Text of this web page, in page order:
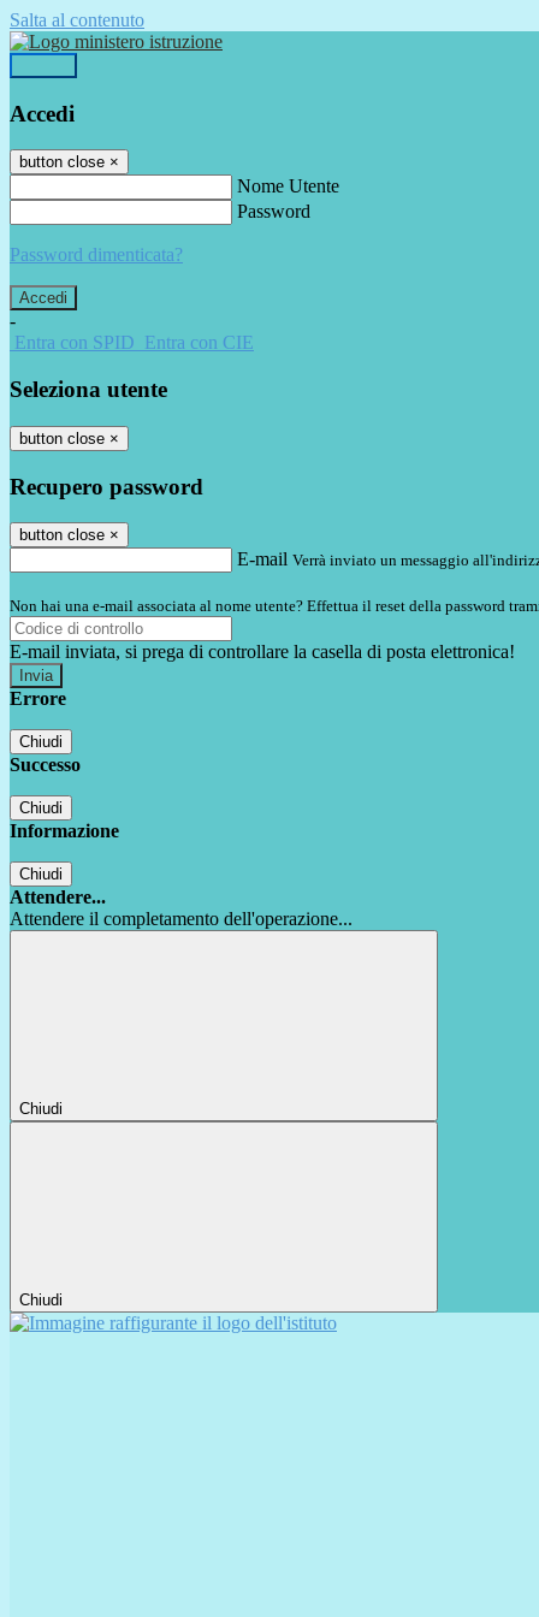
Salta al contenuto
Accedi
button close ×
Nome Utente
Password
Password dimenticata?
-
Entra con SPID Entra con CIE
Seleziona utente
button close ×
Recupero password
button close ×
E-mail Verrà inviato un messaggio
Non hai una e-mail associata al nome utente? Effettua il reset della password
E-mail inviata, si prega di controllare la casella di posta elettronica!
Errore
Chiudi
Successo
Chiudi
Informazione
Chiudi
Attendere...
Attendere il completamento dell'operazione...
Chiudi
Chiudi